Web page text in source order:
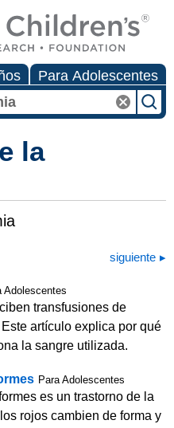
Para Adolescentes
la
siguiente
Adolescentes
transfusiones de
artículo explica por qué
la sangre utilizada.
Para Adolescentes
es un trastorno de la
rojos cambien de forma y